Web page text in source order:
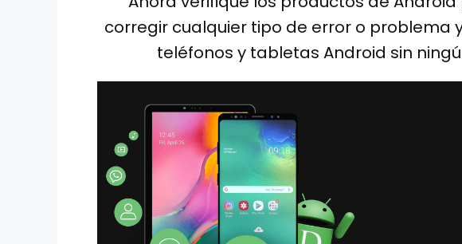
corregir cualquier tipo de error o problema
teléfonos y tabletas Android sin